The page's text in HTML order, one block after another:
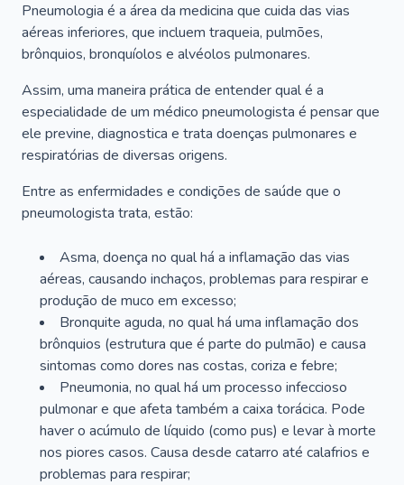
Pneumologia é a área da medicina que cuida das vias
aéreas inferiores, que incluem traqueia, pulmões,
brônquios, bronquíolos e alvéolos pulmonares.
Assim, uma maneira prática de entender qual é a
especialidade de um médico pneumologista é pensar que
ele previne, diagnostica e trata doenças pulmonares e
respiratórias de diversas origens.
Entre as enfermidades e condições de saúde que o
pneumologista trata, estão:
Asma, doença no qual há a inflamação das vias
aéreas, causando inchaços, problemas para respirar e
produção de muco em excesso;
Bronquite aguda, no qual há uma inflamação dos
brônquios (estrutura que é parte do pulmão) e causa
sintomas como dores nas costas, coriza e febre;
Pneumonia, no qual há um processo infeccioso
pulmonar e que afeta também a caixa torácica. Pode
haver o acúmulo de líquido (como pus) e levar à morte
nos piores casos. Causa desde catarro até calafrios e
problemas para respirar;